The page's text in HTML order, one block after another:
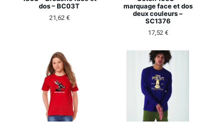
dos – BC03T
21,62 €
marquage face et dos
deux couleurs –
SC1376
17,52 €